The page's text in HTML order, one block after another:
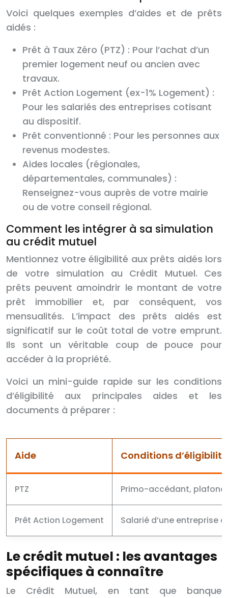
Voici quelques exemples d’aides et de prêts
aidés :
Prêt à Taux Zéro (PTZ) : Pour l’achat d’un
premier logement neuf ou ancien avec
travaux.
Prêt Action Logement (ex-1% Logement) :
Pour les salariés des entreprises cotisant
au dispositif.
Prêt conventionné : Pour les personnes aux
revenus modestes.
Aides locales (régionales,
départementales, communales) :
Renseignez-vous auprès de votre mairie
ou de votre conseil régional.
Comment les intégrer à sa simulation
au crédit mutuel
Mentionnez votre éligibilité aux prêts aidés lors
de votre simulation au Crédit Mutuel. Ces
prêts peuvent amoindrir le montant de votre
prêt immobilier et, par conséquent, vos
mensualités. L’impact des prêts aidés est
significatif sur le coût total de votre emprunt.
Ils sont un véritable coup de pouce pour
accéder à la propriété.
Voici un mini-guide rapide sur les conditions
d’éligibilité aux principales aides et les
documents à préparer :
Aide Conditions d’éligibilité
PTZ Primo-accédant, plafond
Prêt Action Logement Salarié d’une entreprise
Le crédit mutuel : les avantages
spécifiques à connaître
Le Crédit Mutuel, en tant que banque